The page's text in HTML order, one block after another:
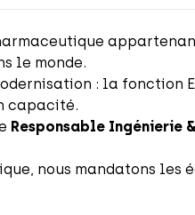
le monde.
: la
capacité.
Responsable Ingénierie
nous mandatons les